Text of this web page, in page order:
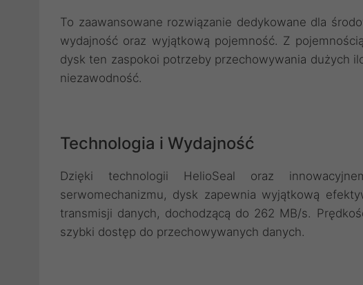
To zaawansowane rozwiązanie dedykowane dla
wydajność oraz wyjątkową pojemność. Z
dysk ten zaspokoi potrzeby przechowywania dużych
niezawodność.
Technologia i Wydajność
Dzięki technologii HelioSeal oraz
serwomechanizmu, dysk zapewnia wyjątkową
transmisji danych, dochodzącą do 262 MB/s.
szybki dostęp do przechowywanych danych.